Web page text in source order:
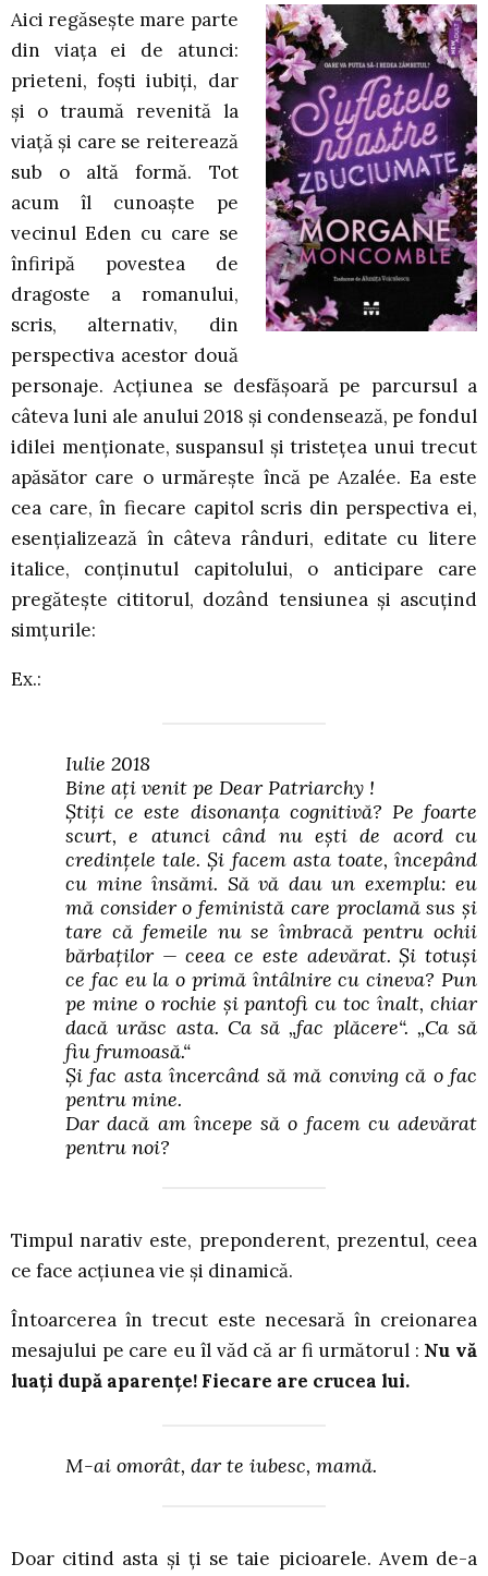
Aici regăsește mare parte
din viața ei de atunci:
prieteni, foști iubiți, dar
și o traumă revenită la
viață și care se reiterează
sub o altă formă. Tot
acum îl cunoaște pe
vecinul Eden cu care se
înfiripă povestea de
dragoste a romanului,
scris, alternativ, din
perspectiva acestor două
personaje. Acțiunea se desfășoară pe parcursul a
câteva luni ale anului 2018 și condensează, pe fondul
idilei menționate, suspansul și tristețea unui trecut
apăsător care o urmărește încă pe Azalée. Ea este
cea care, în fiecare capitol scris din perspectiva ei,
esențializează în câteva rânduri, editate cu litere
italice, conținutul capitolului, o anticipare care
pregătește cititorul, dozând tensiunea și ascuțind
simțurile:
Ex.:
Iulie 2018
Bine aţi venit pe Dear Patriarchy !
Știţi ce este disonanţa cognitivă? Pe foarte
scurt, e atunci când nu ești de acord cu
credinţele tale. Și facem asta toate, începând
cu mine însămi. Să vă dau un exemplu: eu
mă consider o feministă care proclamă sus și
tare că femeile nu se îmbracă pentru ochii
bărbaţilor — ceea ce este adevărat. Și totuși
ce fac eu la o primă întâlnire cu cineva? Pun
pe mine o rochie și pantofi cu toc înalt, chiar
dacă urăsc asta. Ca să „fac plăcere“. „Ca să
fiu frumoasă.“
Și fac asta încercând să mă conving că o fac
pentru mine.
Dar dacă am începe să o facem cu adevărat
pentru noi?
Timpul narativ este, preponderent, prezentul, ceea
ce face acțiunea vie și dinamică.
Întoarcerea în trecut este necesară în creionarea
mesajului pe care eu îl văd că ar fi următorul : Nu vă
luați după aparențe! Fiecare are crucea lui.
M-ai omorât, dar te iubesc, mamă.
Doar citind asta și ți se taie picioarele. Avem de-a